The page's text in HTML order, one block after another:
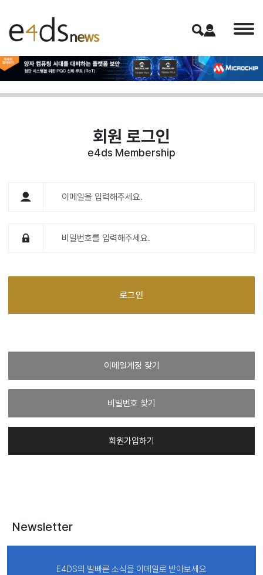
회원 로그인
e4ds Membership
로그인
이메일계정 찾기
비밀번호 찾기
회원가입하기
Newsletter
E4DS의 발빠른 소식을 이메일로 받아보세요